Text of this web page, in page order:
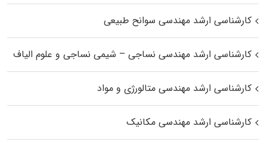
کارشناسی ارشد مهندسی سوانح طبیعی
کارشناسی ارشد مهندسی نساجی – شیمی نساجی و علوم الیاف
کارشناسی ارشد مهندسی متالورژی و مواد
کارشناسی ارشد مهندسی مکانیک